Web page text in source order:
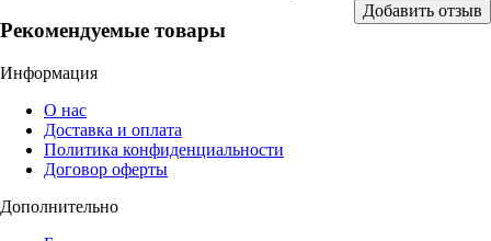
Добавить отзыв
Рекомендуемые товары
Информация
О нас
Доставка и оплата
Политика конфиденциальности
Договор оферты
Дополнительно